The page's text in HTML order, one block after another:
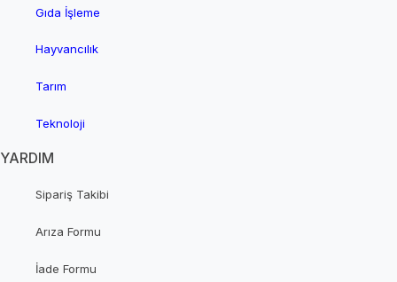
Gıda İşleme
Hayvancılık
Tarım
Teknoloji
YARDIM
Sipariş Takibi
Arıza Formu
İade Formu